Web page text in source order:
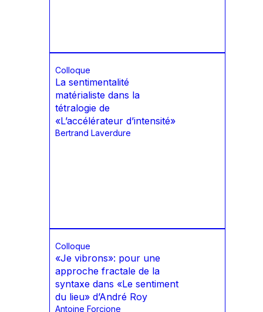
Colloque
La sentimentalité
matérialiste dans la
tétralogie de
«L’accélérateur d’intensité»
Bertrand Laverdure
Colloque
«Je vibrons»: pour une
approche fractale de la
syntaxe dans «Le sentiment
du lieu» d’André Roy
Antoine Forcione